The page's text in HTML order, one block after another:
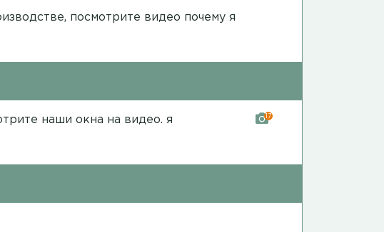
посмотрите видео почему я
наши окна на видео. я
17